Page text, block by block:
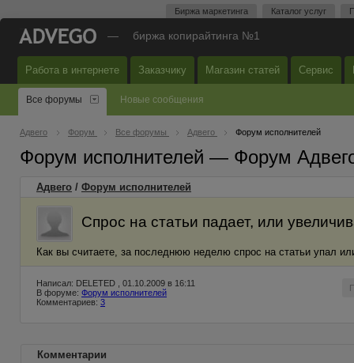
Биржа маркетинга Каталог услуг
— биржа копирайтинга №1
Работа в интернете Заказчику Магазин статей Сервис
Все форумы Новые сообщения
Адвего Форум Все форумы Адвего Форум исполнителей
Форум исполнителей — Форум
Адвего / Форум исполнителей
Спрос на статьи падает, или
Как вы считаете, за последнюю неделю спрос на статьи упал
Написал: DELETED , 01.10.2009 в 16:11
В форуме: Форум исполнителей
Комментариев: 3
Комментарии